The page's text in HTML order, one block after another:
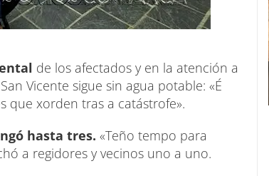
de los afectados y en la atención a
Vicente sigue sin agua potable: «É
que xorden tras a catástrofe».
hasta tres. «Teño tempo para
a regidores y vecinos uno a uno.